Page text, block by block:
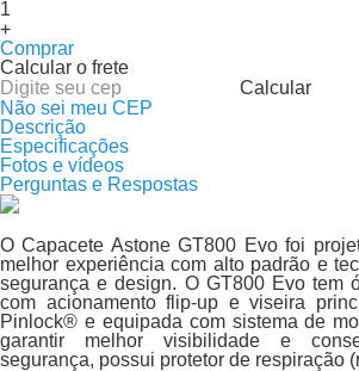
+
Comprar
Calcular o frete
Calcular
Não sei meu CEP
Descrição
Especificações
Fotos e vídeos
Perguntas e Respostas
O Capacete Astone GT800 Evo foi
melhor experiência com alto padrão e
segurança e design. O GT800 Evo tem
com acionamento flip-up e viseira
Pinlock® e equipada com sistema de
garantir melhor visibilidade e
segurança, possui protetor de respiração